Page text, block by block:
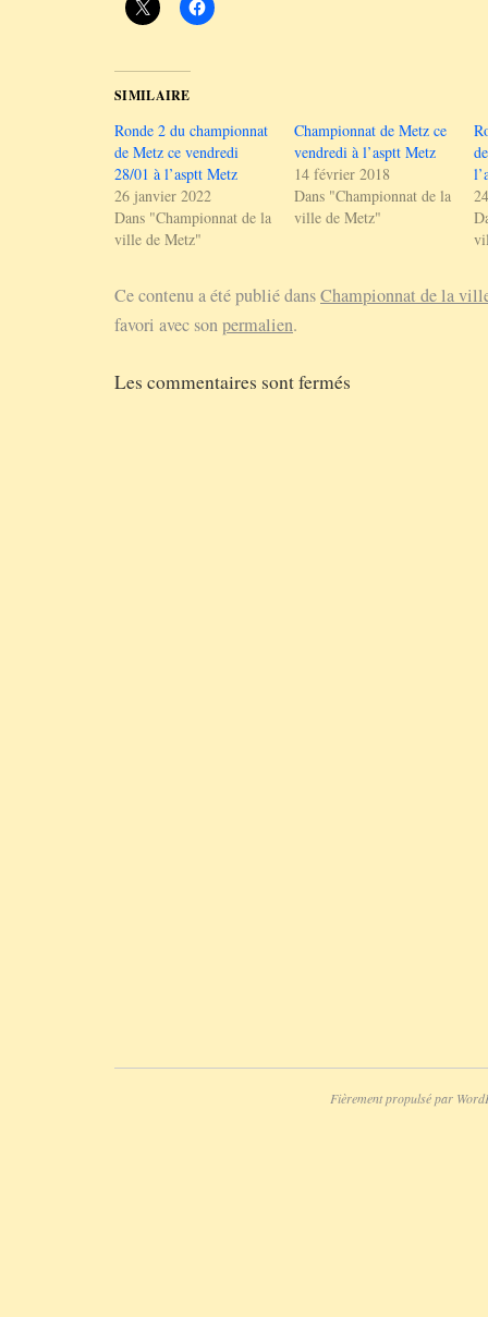
SIMILAIRE
Ronde 2 du championnat
de Metz ce vendredi
28/01 à l’asptt Metz
26 janvier 2022
Dans "Championnat de la
ville de Metz"
Championnat de Metz ce
vendredi à l’asptt Metz
14 février 2018
Dans "Championnat de la
ville de Metz"
Ce contenu a été publié dansChampionnat de la
favori avec sonpermalien.
Les commentaires sont fermés
Fièrement propulsé par